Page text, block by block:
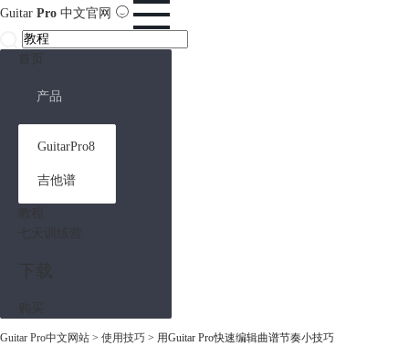
Guitar Pro 中文官网
产品
GuitarPro8
吉他谱
Guitar Pro中文网站 > 使用技巧 > 用Guitar Pro快速编辑曲谱节奏小技巧